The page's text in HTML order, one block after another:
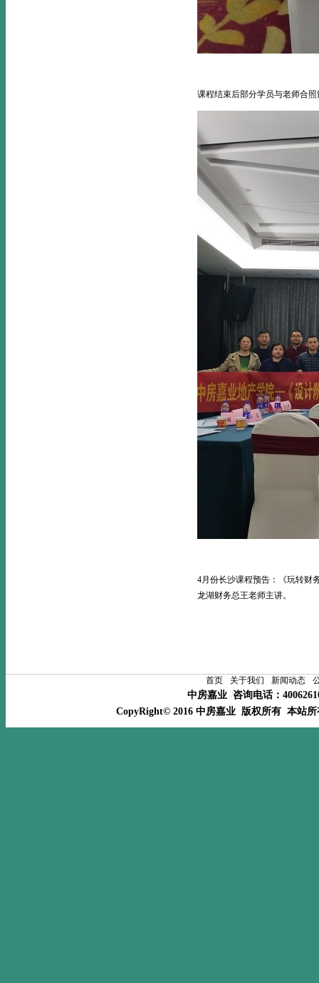
课程结束后部分学员与老师合
4月份长沙课程预告：《玩转财
龙湖财务总王老师主讲。
首页 关于我们 新闻动态
中房嘉业 咨询电话：
CopyRight© 2016 中房嘉业 版权所有 本站